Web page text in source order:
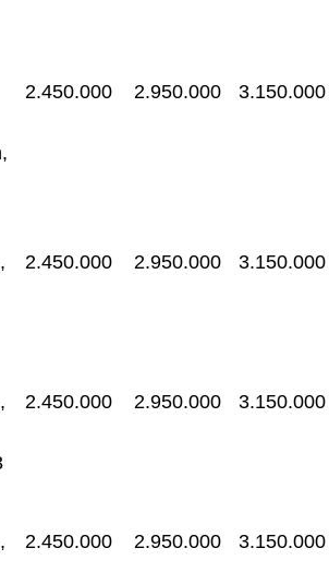
2.450.000 2.950.000 3.150.000
2.450.000 2.950.000 3.150.000
2.450.000 2.950.000 3.150.000
2.450.000 2.950.000 3.150.000